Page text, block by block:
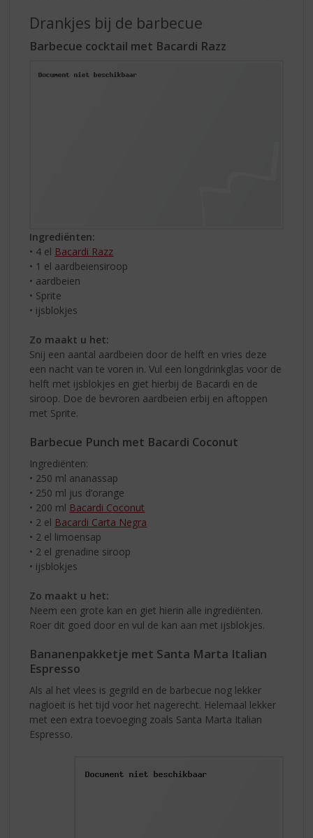
Drankjes bij de barbecue
Barbecue cocktail met Bacardi Razz
Ingrediënten:
• 4 el Bacardi Razz
• 1 el aardbeiensiroop
• aardbeien
• Sprite
• ijsblokjes
Zo maakt u het:
Snij een aantal aardbeien door de helft en vries deze
een nacht van te voren in. Vul een longdrinkglas voor de
helft met ijsblokjes en giet hierbij de Bacardi en de
siroop. Doe de bevroren aardbeien erbij en aftoppen
met Sprite.
Barbecue Punch met Bacardi Coconut
Ingrediënten:
• 250 ml ananassap
• 250 ml jus d’orange
• 200 ml Bacardi Coconut
• 2 el Bacardi Carta Negra
• 2 el limoensap
• 2 el grenadine siroop
• ijsblokjes
Zo maakt u het:
Neem een grote kan en giet hierin alle ingrediënten.
Roer dit goed door en vul de kan aan met ijsblokjes.
Bananenpakketje met Santa Marta Italian
Espresso
Als al het vlees is gegrild en de barbecue nog lekker
nagloeit is het tijd voor het nagerecht. Helemaal lekker
met een extra toevoeging zoals Santa Marta Italian
Espresso.